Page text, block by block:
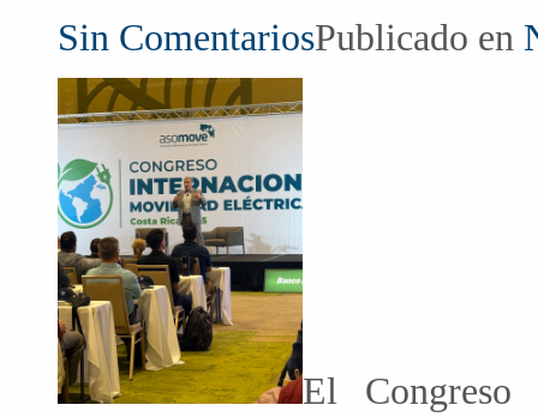
Sin ComentariosPublicado en
El Congreso